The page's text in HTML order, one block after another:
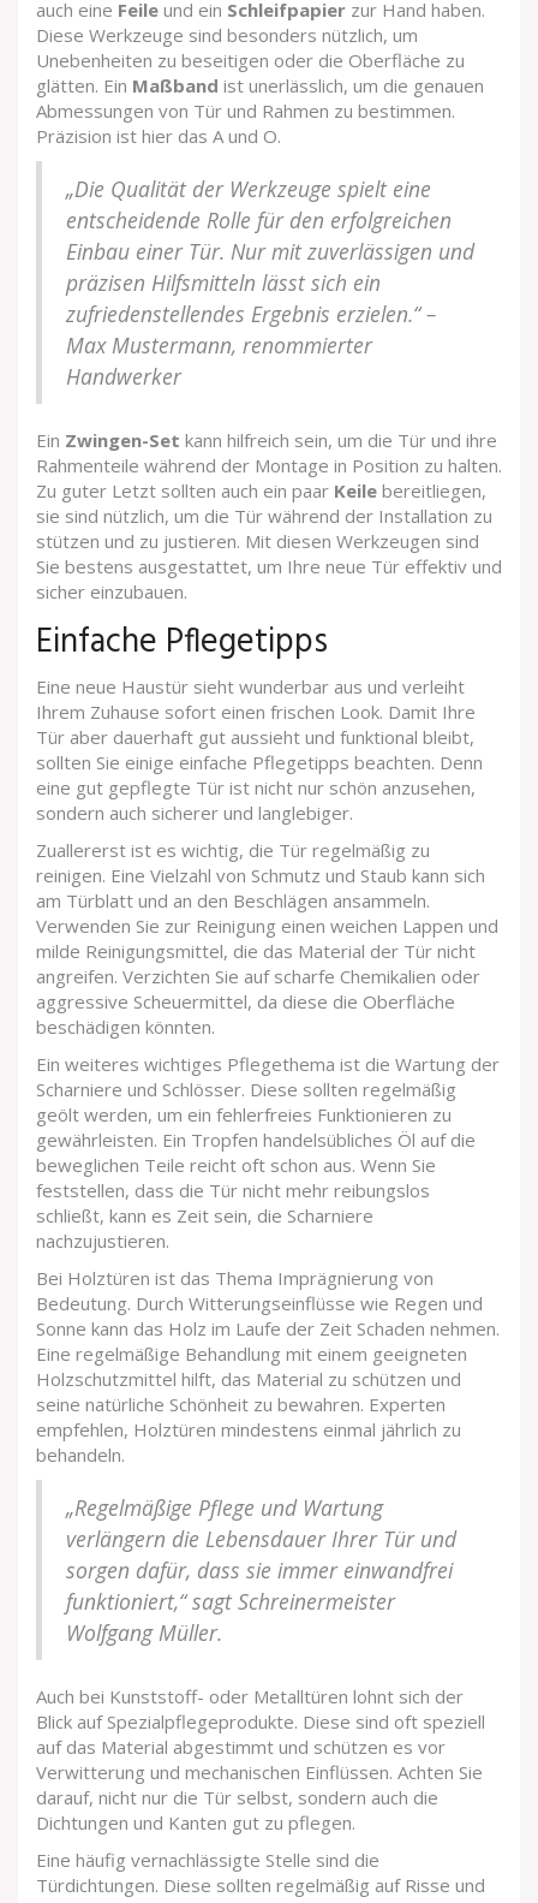
auch eine Feile und ein Schleifpapier zur Hand haben.
Diese Werkzeuge sind besonders nützlich, um
Unebenheiten zu beseitigen oder die Oberfläche zu
glätten. Ein Maßband ist unerlässlich, um die genauen
Abmessungen von Tür und Rahmen zu bestimmen.
Präzision ist hier das A und O.
„Die Qualität der Werkzeuge spielt eine
entscheidende Rolle für den erfolgreichen
Einbau einer Tür. Nur mit zuverlässigen und
präzisen Hilfsmitteln lässt sich ein
zufriedenstellendes Ergebnis erzielen.“ –
Max Mustermann, renommierter
Handwerker
Ein Zwingen-Set kann hilfreich sein, um die Tür und ihre
Rahmenteile während der Montage in Position zu halten.
Zu guter Letzt sollten auch ein paar Keile bereitliegen,
sie sind nützlich, um die Tür während der Installation zu
stützen und zu justieren. Mit diesen Werkzeugen sind
Sie bestens ausgestattet, um Ihre neue Tür effektiv und
sicher einzubauen.
Einfache Pflegetipps
Eine neue Haustür sieht wunderbar aus und verleiht
Ihrem Zuhause sofort einen frischen Look. Damit Ihre
Tür aber dauerhaft gut aussieht und funktional bleibt,
sollten Sie einige einfache Pflegetipps beachten. Denn
eine gut gepflegte Tür ist nicht nur schön anzusehen,
sondern auch sicherer und langlebiger.
Zuallererst ist es wichtig, die Tür regelmäßig zu
reinigen. Eine Vielzahl von Schmutz und Staub kann sich
am Türblatt und an den Beschlägen ansammeln.
Verwenden Sie zur Reinigung einen weichen Lappen und
milde Reinigungsmittel, die das Material der Tür nicht
angreifen. Verzichten Sie auf scharfe Chemikalien oder
aggressive Scheuermittel, da diese die Oberfläche
beschädigen könnten.
Ein weiteres wichtiges Pflegethema ist die Wartung der
Scharniere und Schlösser. Diese sollten regelmäßig
geölt werden, um ein fehlerfreies Funktionieren zu
gewährleisten. Ein Tropfen handelsübliches Öl auf die
beweglichen Teile reicht oft schon aus. Wenn Sie
feststellen, dass die Tür nicht mehr reibungslos
schließt, kann es Zeit sein, die Scharniere
nachzujustieren.
Bei Holztüren ist das Thema Imprägnierung von
Bedeutung. Durch Witterungseinflüsse wie Regen und
Sonne kann das Holz im Laufe der Zeit Schaden nehmen.
Eine regelmäßige Behandlung mit einem geeigneten
Holzschutzmittel hilft, das Material zu schützen und
seine natürliche Schönheit zu bewahren. Experten
empfehlen, Holztüren mindestens einmal jährlich zu
behandeln.
„Regelmäßige Pflege und Wartung
verlängern die Lebensdauer Ihrer Tür und
sorgen dafür, dass sie immer einwandfrei
funktioniert,“ sagt Schreinermeister
Wolfgang Müller.
Auch bei Kunststoff- oder Metalltüren lohnt sich der
Blick auf Spezialpflegeprodukte. Diese sind oft speziell
auf das Material abgestimmt und schützen es vor
Verwitterung und mechanischen Einflüssen. Achten Sie
darauf, nicht nur die Tür selbst, sondern auch die
Dichtungen und Kanten gut zu pflegen.
Eine häufig vernachlässigte Stelle sind die
Türdichtungen. Diese sollten regelmäßig auf Risse und